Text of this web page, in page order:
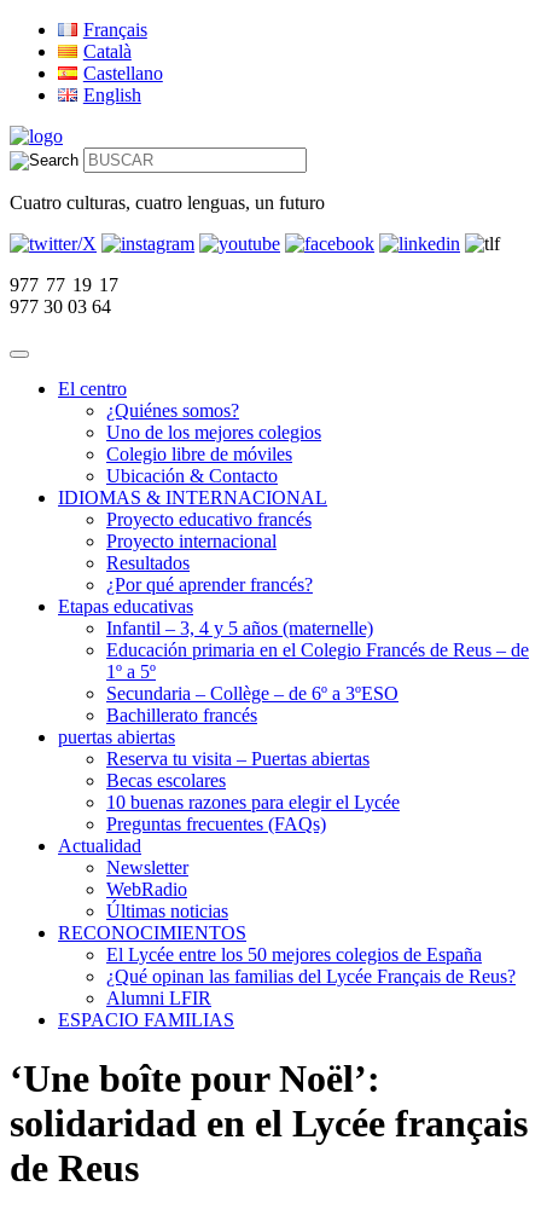
Français
Català
Castellano
English
Cuatro culturas, cuatro lenguas, un futuro
977 77 19 17
977 30 03 64
El centro
¿Quiénes somos?
Uno de los mejores colegios
Colegio libre de móviles
Ubicación & Contacto
IDIOMAS & INTERNACIONAL
Proyecto educativo francés
Proyecto internacional
Resultados
¿Por qué aprender francés?
Etapas educativas
Infantil – 3, 4 y 5 años (maternelle)
Educación primaria en el Colegio Francés de Reus – de
1º a 5º
Secundaria – Collège – de 6º a 3ºESO
Bachillerato francés
puertas abiertas
Reserva tu visita – Puertas abiertas
Becas escolares
10 buenas razones para elegir el Lycée
Preguntas frecuentes (FAQs)
Actualidad
Newsletter
WebRadio
Últimas noticias
RECONOCIMIENTOS
El Lycée entre los 50 mejores colegios de España
¿Qué opinan las familias del Lycée Français de Reus?
Alumni LFIR
ESPACIO FAMILIAS
‘Une boîte pour Noël’:
solidaridad en el Lycée français
de Reus